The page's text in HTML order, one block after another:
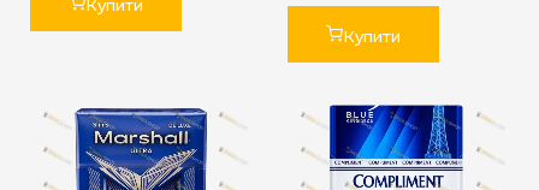
Купити
Купити